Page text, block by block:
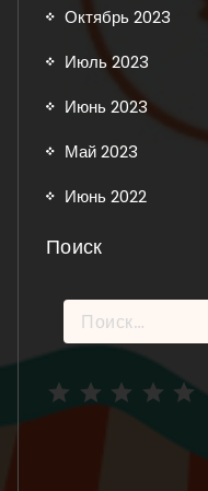
Октябрь 2023
Июль 2023
Июнь 2023
Май 2023
Июнь 2022
Поиск
Найти: